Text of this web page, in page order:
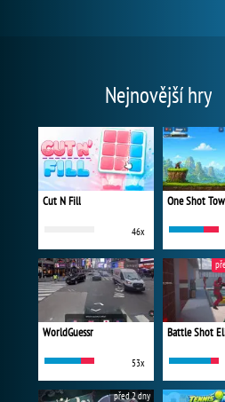
Nejnovější hry
Cut N Fill
46x
WorldGuessr
53x
Battle Shot
před 2 dny